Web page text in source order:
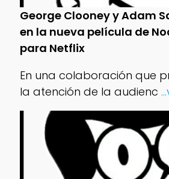
George Clooney y Adam
en la nueva película de
para Netflix
En una colaboración que
la atención de la audienc